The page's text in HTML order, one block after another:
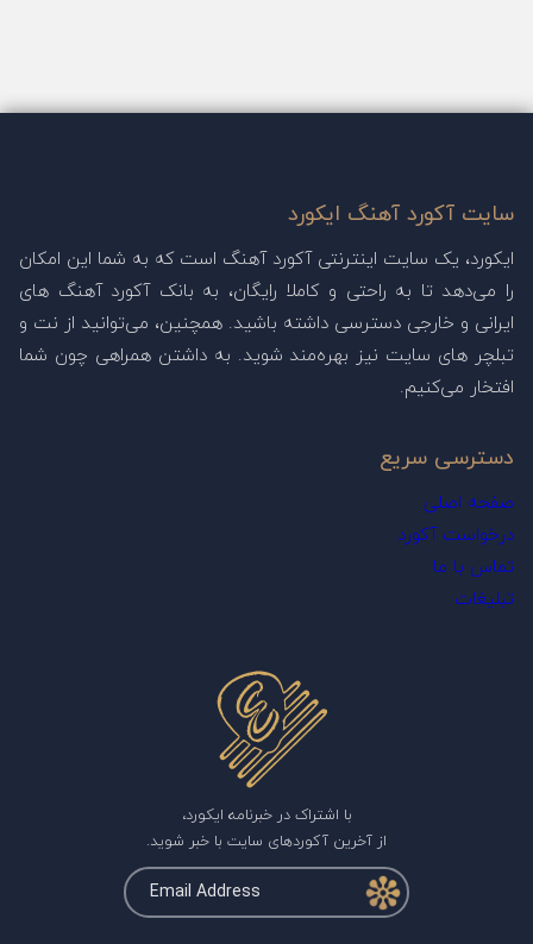
سایت آکورد آهنگ ایکورد
ایکورد، یک سایت اینترنتی آکورد آهنگ است که به شما این امکان
را می‌دهد تا به راحتی و کاملا رایگان، به بانک آکورد آهنگ های
ایرانی و خارجی دسترسی داشته باشید. همچنین، می‌توانید از نت و
تبلچر های سایت نیز بهره‌مند شوید. به داشتن همراهی چون شما
افتخار می‌کنیم.
دسترسی سریع
صفحه اصلی
درخواست آکورد
تماس با ما
تبلیغات
با اشتراک در خبرنامه ایکورد،
از آخرین آکوردهای سایت با خبر شوید.